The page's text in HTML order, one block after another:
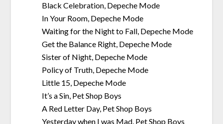
Black Celebration, Depeche Mode
In Your Room, Depeche Mode
Waiting for the Night to Fall, Depeche Mode
Get the Balance Right, Depeche Mode
Sister of Night, Depeche Mode
Policy of Truth, Depeche Mode
Little 15, Depeche Mode
It’s a Sin, Pet Shop Boys
A Red Letter Day, Pet Shop Boys
Yesterday when I was Mad, Pet Shop Boys